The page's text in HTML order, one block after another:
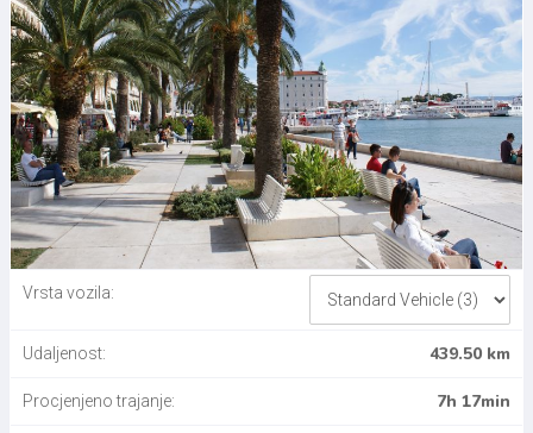
Vrsta vozila:
Udaljenost: 439.50 km
Procjenjeno trajanje: 7h 17min